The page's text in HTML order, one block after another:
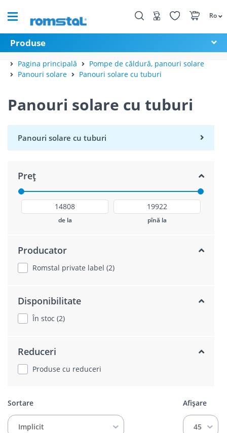
Ro
Produse
Pagina principală
Pompe de căldură, panouri solare
Panouri solare
Panouri solare cu tuburi
Panouri solare cu tuburi
Panouri solare cu tuburi
Preț
de la pînă la
Producator
Romstal private label (2)
Disponibilitate
În stoc (2)
Reduceri
Produse cu reduceri
Sortare
Implicit
Afișare
45